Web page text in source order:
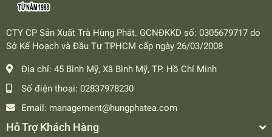
CTY CP Sản Xuất Trà Hùng Phát. GCNĐKKD số: 0305679717 do
Sở Kế Hoạch và Đầu Tư TPHCM cấp ngày 26/03/2008
Địa chỉ: 45 Bình Mỹ, Xã Bình Mỹ, TP. Hồ Chí Minh
Số điện thoại: 02837978230
Email: management@hungphatea.com
Hỗ Trợ Khách Hàng